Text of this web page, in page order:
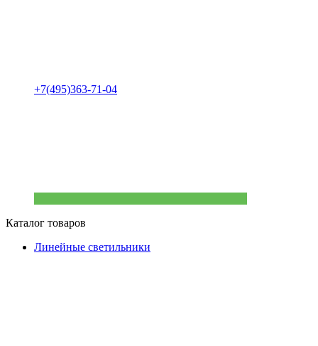
+7(495)363-71-04
Каталог товаров
Линейные светильники